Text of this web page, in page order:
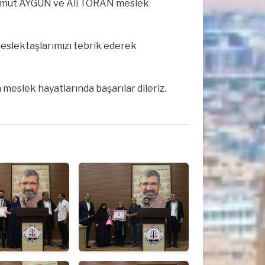
AYGÜN ve Ali TORAN meslek
tebrik ederek
hayatlarında başarılar dileriz.